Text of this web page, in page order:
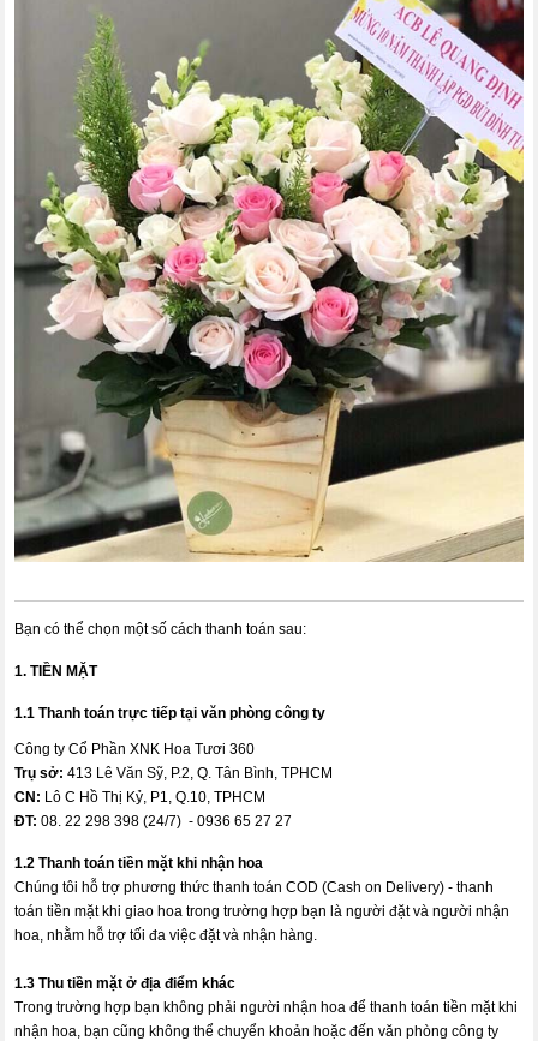
Bạn có thể chọn một số cách thanh toán sau:
1. TIỀN MẶT
1.1 Thanh toán trực tiếp tại văn phòng công ty
Công ty Cổ Phần XNK Hoa Tươi 360
Trụ sở: 413 Lê Văn Sỹ, P.2, Q. Tân Bình, TPHCM
CN: Lô C Hồ Thị Kỷ, P1, Q.10, TPHCM
ĐT: 08. 22 298 398 (24/7) - 0936 65 27 27
1.2 Thanh toán tiền mặt khi nhận hoa
Chúng tôi hỗ trợ phương thức thanh toán COD (Cash on Delivery) - thanh
toán tiền mặt khi giao hoa trong trường hợp bạn là người đặt và người nhận
hoa, nhằm hỗ trợ tối đa việc đặt và nhận hàng.
1.3 Thu tiền mặt ở địa điểm khác
Trong trường hợp bạn không phải người nhận hoa để thanh toán tiền mặt khi
nhận hoa, bạn cũng không thể chuyển khoản hoặc đến văn phòng công ty